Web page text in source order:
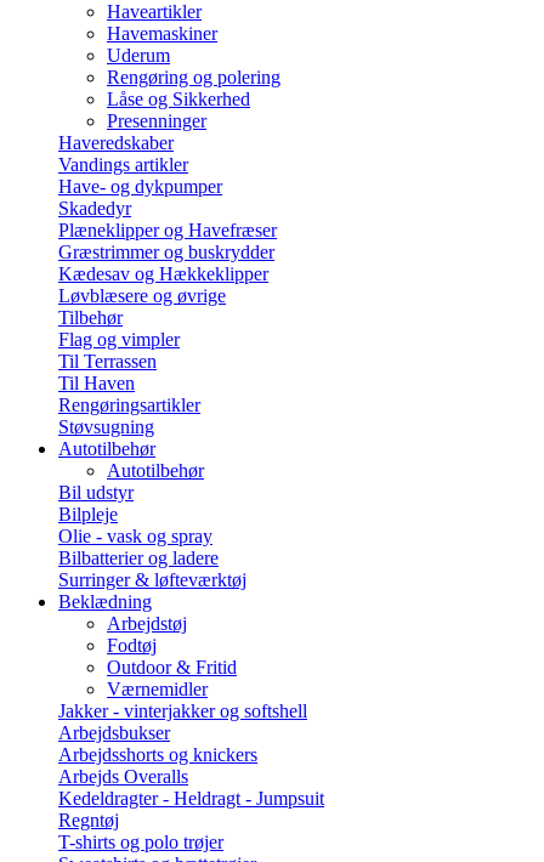
Haveartikler
Havemaskiner
Uderum
Rengøring og polering
Låse og Sikkerhed
Presenninger
Haveredskaber
Vandings artikler
Have- og dykpumper
Skadedyr
Plæneklipper og Havefræser
Græstrimmer og buskrydder
Kædesav og Hækkeklipper
Løvblæsere og øvrige
Tilbehør
Flag og vimpler
Til Terrassen
Til Haven
Rengøringsartikler
Støvsugning
Autotilbehør
Autotilbehør
Bil udstyr
Bilpleje
Olie - vask og spray
Bilbatterier og ladere
Surringer & løfteværktøj
Beklædning
Arbejdstøj
Fodtøj
Outdoor & Fritid
Værnemidler
Jakker - vinterjakker og softshell
Arbejdsbukser
Arbejdsshorts og knickers
Arbejds Overalls
Kedeldragter - Heldragt - Jumpsuit
Regntøj
T-shirts og polo trøjer